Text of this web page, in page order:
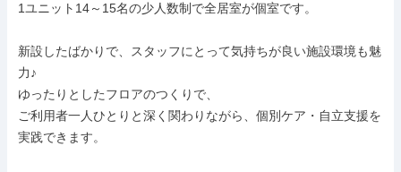
1ユニット14～15名の少人数制で全居室が個室です。
新設したばかりで、スタッフにとって気持ちが良い施設環境も魅
力♪
ゆったりとしたフロアのつくりで、
ご利用者一人ひとりと深く関わりながら、個別ケア・自立支援を
実践できます。